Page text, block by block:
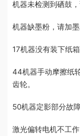
机器未检测到硒鼓
机器缺墨粉，请加墨
17机器没有装下纸箱
44机器手动摩擦纸
齿轮。
50机器定影部分故
激光偏转电机不工作